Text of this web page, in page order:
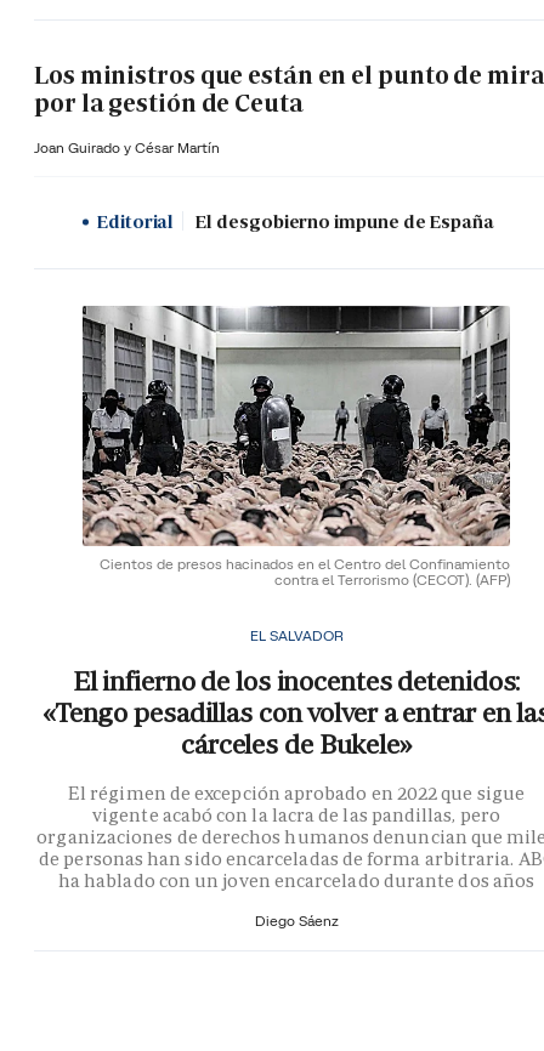
Los ministros que están en el punto de mira
por la gestión de Ceuta
Joan Guirado y César Martín
Editorial El desgobierno impune de España
Cientos de presos hacinados en el Centro del Confinamiento
contra el Terrorismo (CECOT). (AFP)
EL SALVADOR
El infierno de los inocentes detenidos:
«Tengo pesadillas con volver a entrar en
cárceles de Bukele»
El régimen de excepción aprobado en 2022 que sigue
vigente acabó con la lacra de las pandillas, pero
organizaciones de derechos humanos denuncian que
de personas han sido encarceladas de forma arbitraria.
ha hablado con un joven encarcelado durante dos años
Diego Sáenz